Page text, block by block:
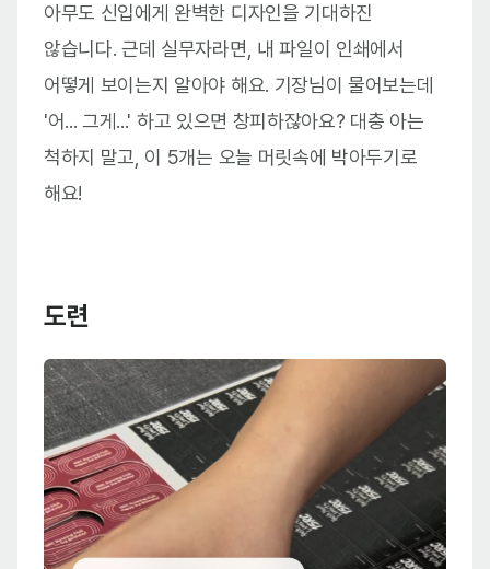
아무도 신입에게 완벽한 디자인을 기대하진
않습니다. 근데 실무자라면, 내 파일이 인쇄에서
어떻게 보이는지 알아야 해요. 기장님이 물어보는데
'어... 그게...' 하고 있으면 창피하잖아요? 대충 아는
척하지 말고, 이 5개는 오늘 머릿속에 박아두기로
해요!
도련